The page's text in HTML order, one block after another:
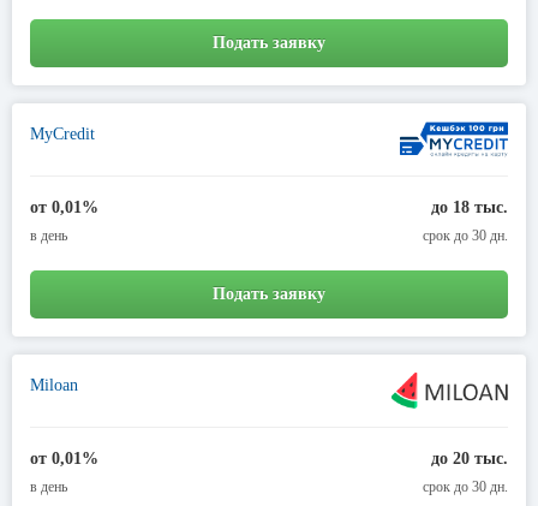
Подать заявку
MyCredit
от 0,01%
в день
до 18 тыс.
срок до 30 дн.
Подать заявку
Miloan
от 0,01%
в день
до 20 тыс.
срок до 30 дн.